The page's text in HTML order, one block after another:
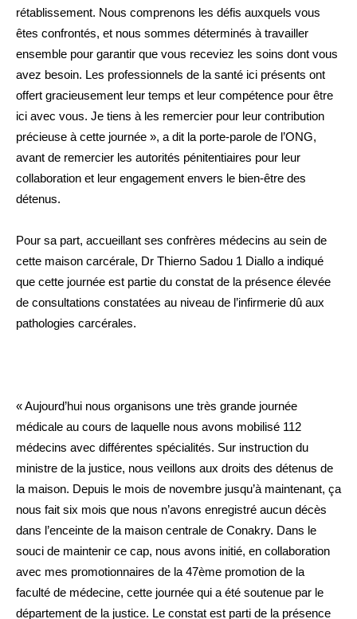
rétablissement. Nous comprenons les défis auxquels vous
êtes confrontés, et nous sommes déterminés à travailler
ensemble pour garantir que vous receviez les soins dont vous
avez besoin. Les professionnels de la santé ici présents ont
offert gracieusement leur temps et leur compétence pour être
ici avec vous. Je tiens à les remercier pour leur contribution
précieuse à cette journée », a dit la porte-parole de l’ONG,
avant de remercier les autorités pénitentiaires pour leur
collaboration et leur engagement envers le bien-être des
détenus.
Pour sa part, accueillant ses confrères médecins au sein de
cette maison carcérale, Dr Thierno Sadou 1 Diallo a indiqué
que cette journée est partie du constat de la présence élevée
de consultations constatées au niveau de l’infirmerie dû aux
pathologies carcérales.
« Aujourd’hui nous organisons une très grande journée
médicale au cours de laquelle nous avons mobilisé 112
médecins avec différentes spécialités. Sur instruction du
ministre de la justice, nous veillons aux droits des détenus de
la maison. Depuis le mois de novembre jusqu’à maintenant, ça
nous fait six mois que nous n’avons enregistré aucun décès
dans l’enceinte de la maison centrale de Conakry. Dans le
souci de maintenir ce cap, nous avons initié, en collaboration
avec mes promotionnaires de la 47ème promotion de la
faculté de médecine, cette journée qui a été soutenue par le
département de la justice. Le constat est parti de la présence